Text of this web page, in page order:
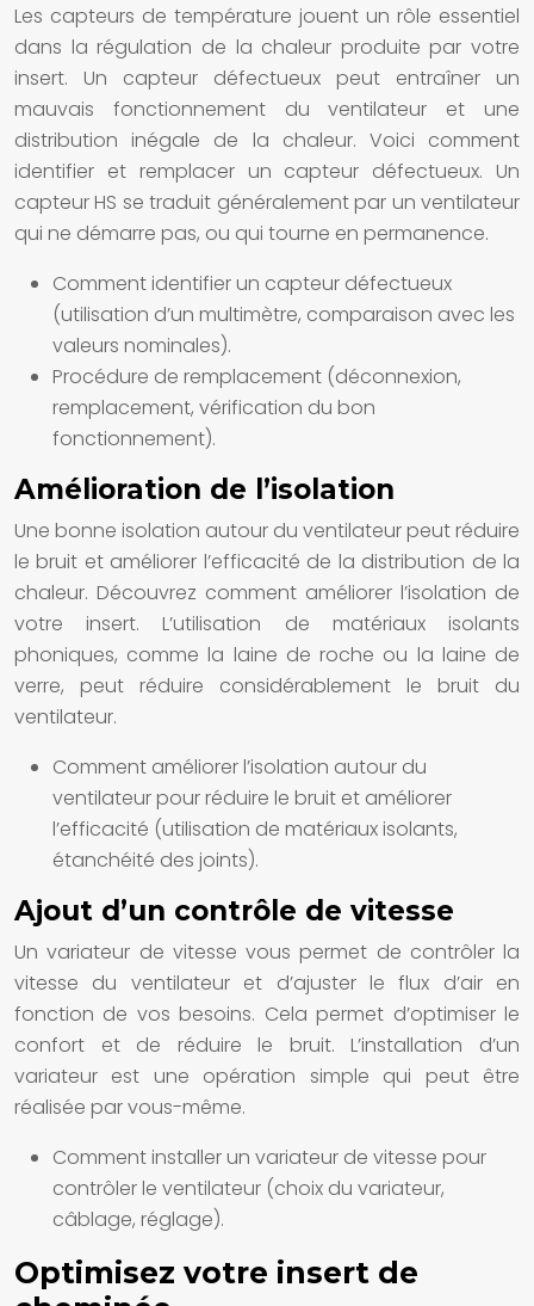
Les capteurs de température jouent un rôle essentiel
dans la régulation de la chaleur produite par votre
insert. Un capteur défectueux peut entraîner un
mauvais fonctionnement du ventilateur et une
distribution inégale de la chaleur. Voici comment
identifier et remplacer un capteur défectueux. Un
capteur HS se traduit généralement par un ventilateur
qui ne démarre pas, ou qui tourne en permanence.
Comment identifier un capteur défectueux
(utilisation d’un multimètre, comparaison avec les
valeurs nominales).
Procédure de remplacement (déconnexion,
remplacement, vérification du bon
fonctionnement).
Amélioration de l’isolation
Une bonne isolation autour du ventilateur peut réduire
le bruit et améliorer l’efficacité de la distribution de la
chaleur. Découvrez comment améliorer l’isolation de
votre insert. L’utilisation de matériaux isolants
phoniques, comme la laine de roche ou la laine de
verre, peut réduire considérablement le bruit du
ventilateur.
Comment améliorer l’isolation autour du
ventilateur pour réduire le bruit et améliorer
l’efficacité (utilisation de matériaux isolants,
étanchéité des joints).
Ajout d’un contrôle de vitesse
Un variateur de vitesse vous permet de contrôler la
vitesse du ventilateur et d’ajuster le flux d’air en
fonction de vos besoins. Cela permet d’optimiser le
confort et de réduire le bruit. L’installation d’un
variateur est une opération simple qui peut être
réalisée par vous-même.
Comment installer un variateur de vitesse pour
contrôler le ventilateur (choix du variateur,
câblage, réglage).
Optimisez votre insert de